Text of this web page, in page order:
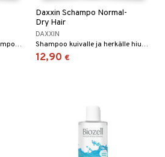
Pehmeä ja kosteuttava shampoo, joka antaa lisää volyymia.
Daxxin Schampo Normal-
Dry Hair
DAXXIN
Shampoo kuivalle ja herkälle hiuspohjalle.
12,90 €